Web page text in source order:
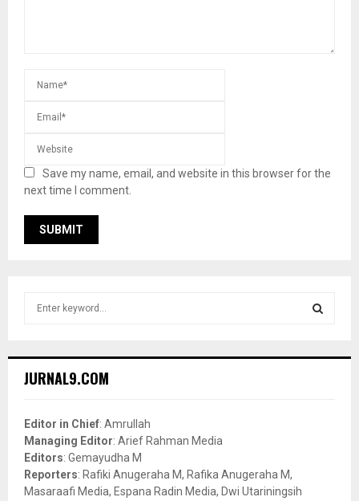
Save my name, email, and website in this browser for the
next time I comment.
h
o
r
:
JURNAL9.COM
Editor in Chief: Amrullah
Managing Editor: Arief Rahman Media
Editors: Gemayudha M
Reporters: Rafiki Anugeraha M, Rafika Anugeraha M,
Masaraafi Media, Espana Radin Media, Dwi Utariningsih